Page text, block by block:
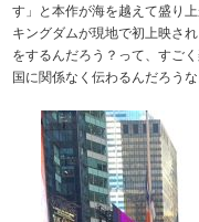
す」と本作が海を越えて盛り
キングダムが現地で初上映さ
をするんだろう？って、すご
国に関係なく伝わるんだろう